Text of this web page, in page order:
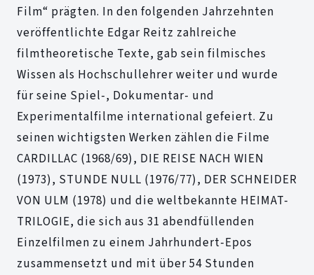
Film“ prägten. In den folgenden Jahrzehnten
veröffentlichte Edgar Reitz zahlreiche
filmtheoretische Texte, gab sein filmisches
Wissen als Hochschullehrer weiter und wurde
für seine Spiel-, Dokumentar- und
Experimentalfilme international gefeiert. Zu
seinen wichtigsten Werken zählen die Filme
CARDILLAC (1968/69), DIE REISE NACH WIEN
(1973), STUNDE NULL (1976/77), DER SCHNEIDER
VON ULM (1978) und die weltbekannte HEIMAT-
TRILOGIE, die sich aus 31 abendfüllenden
Einzelfilmen zu einem Jahrhundert-Epos
zusammensetzt und mit über 54 Stunden